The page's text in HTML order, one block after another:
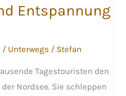
Entspannung
/ Unterwegs / Stefan
Tagestouristen den
Nordsee. Sie schleppen